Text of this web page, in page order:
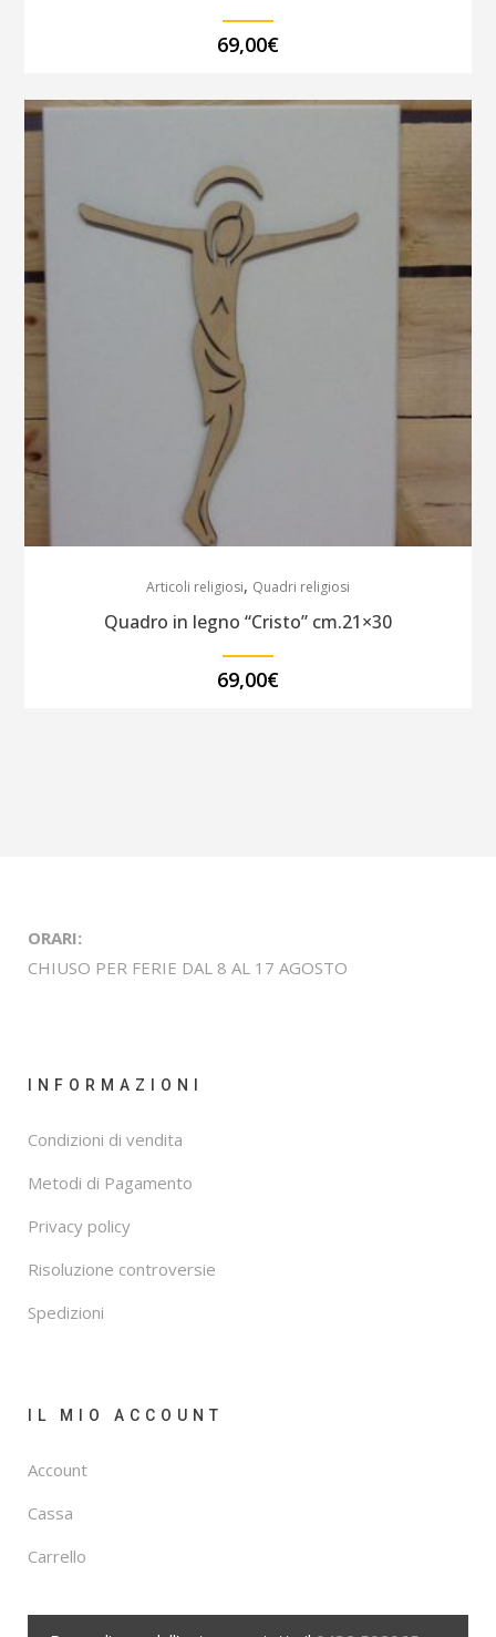
69,00€
Articoli religiosi, Quadri religiosi
Quadro in legno “Cristo” cm.21×30
69,00€
ORARI:
CHIUSO PER FERIE DAL 8 AL 17 AGOSTO
INFORMAZIONI
Condizioni di vendita
Metodi di Pagamento
Privacy policy
Risoluzione controversie
Spedizioni
IL MIO ACCOUNT
Account
Cassa
Carrello